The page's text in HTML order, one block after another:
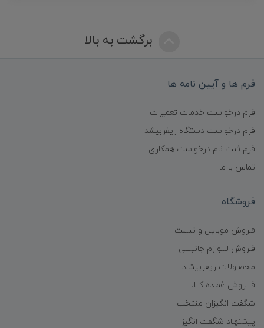
برگشت به بالا
فرم ها و آیین نامه ها
فرم درخواست خدمات تعمیرات
فرم درخواست دستگاه ریفربیشد
فرم ثبت نام درخواست همکاری
تماس با ما
فروشگاه
فـروش موبایـل و تبــلت
فـروش لـــوازم جانبـــی
محصـولات ریفربیشـد
فـــروش عُمـده کــالا
شگفت انگیزان منتخب
پیشنهـاد شگفت انگیز